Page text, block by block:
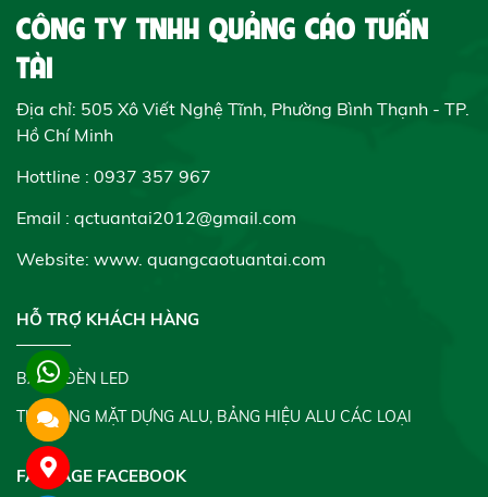
CÔNG TY TNHH QUẢNG CÁO TUẤN
TÀI
Địa chỉ: 505 Xô Viết Nghệ Tĩnh, Phường Bình Thạnh - TP.
Hồ Chí Minh
Hottline : 0937 357 967
Email : qctuantai2012@gmail.com
Website: www. quangcaotuantai.com
HỖ TRỢ KHÁCH HÀNG
BẢNG ĐÈN LED
THI CÔNG MẶT DỰNG ALU, BẢNG HIỆU ALU CÁC LOẠI
FANPAGE FACEBOOK